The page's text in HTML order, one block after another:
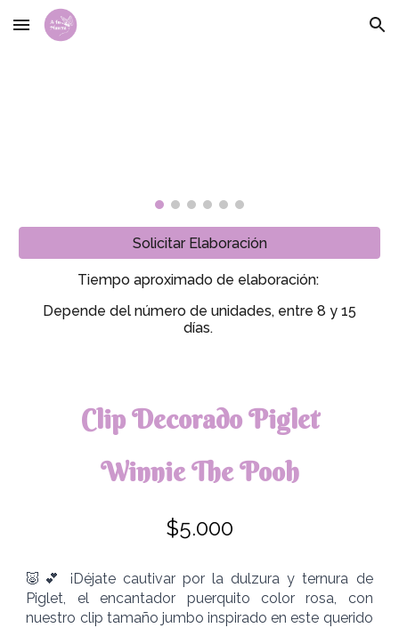
Skip to main content Skip to navigation
Solicitar Elaboración
Tiempo aproximado de elaboración:
Depende del número de unidades, entre 8 y 15
días.
Clip DecoradoPiglet
Winnie The Pooh
$5.000
🐷💕 ¡Déjate cautivar por la dulzura y ternura de
Piglet, el encantador puerquito color rosa, con
nuestro clip tamaño jumbo inspirado en este querido